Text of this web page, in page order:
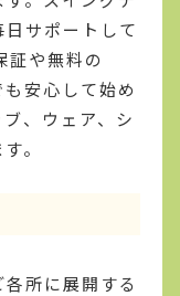
サポートして
証や無料の
も安心して始め
、ウェア、シ
。
所に展開する